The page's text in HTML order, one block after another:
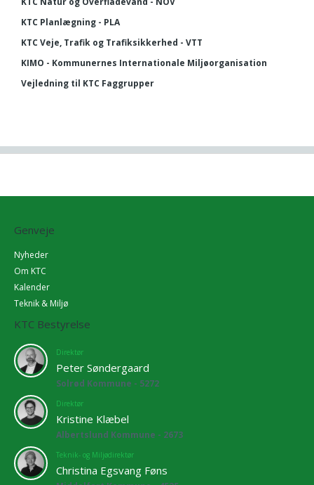
KTC Planlægning - PLA
KTC Veje, Trafik og Trafiksikkerhed - VTT
KIMO - Kommunernes Internationale Miljøorganisation
Vejledning til KTC Faggrupper
Genveje
Nyheder
Om KTC
Kalender
Teknik & Miljø
KTC Bestyrelse
Direktør
Peter Søndergaard
Solrød Kommune - 5272
Direktør
Kristine Klæbel
Albertslund Kommune - 2673
Teknik- og Miljødirektør
Christina Egsvang Føns